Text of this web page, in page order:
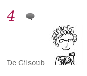
4
DeGilsoub